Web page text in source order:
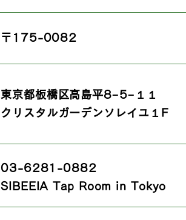
〒175-0082
東京都板橋区高島平8−5−１１
クリスタルガーデンソレイユ１F
03-6281-0882
SIBEEIA Tap Room in Tokyo